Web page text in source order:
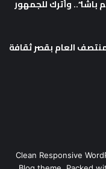
باشا”.. وأترك للجمهور
العام بقصر ثقافة
Clean Responsive